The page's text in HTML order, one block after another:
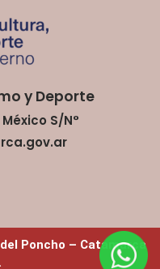
y Deporte
S/N°
Poncho – Catamarca